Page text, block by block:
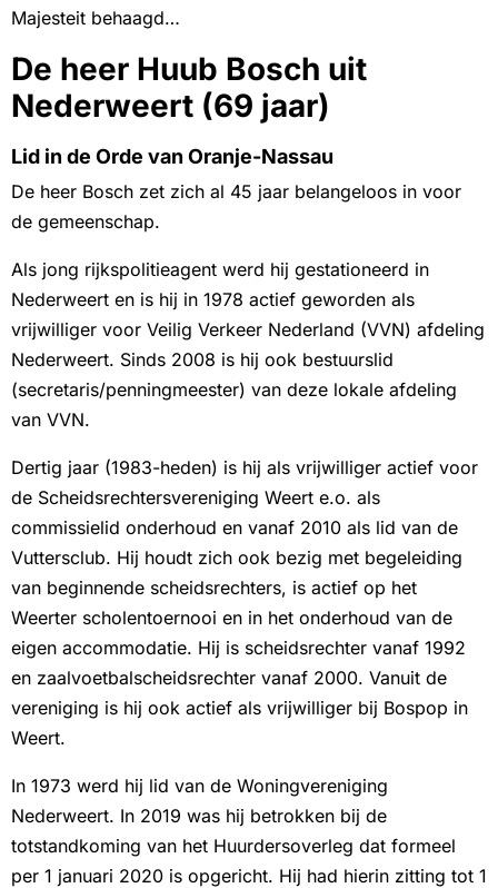
Majesteit behaagd…
De heer Huub Bosch uit
Nederweert (69 jaar)
Lid in de Orde van Oranje-Nassau
De heer Bosch zet zich al 45 jaar belangeloos in voor
de gemeenschap.
Als jong rijkspolitieagent werd hij gestationeerd in
Nederweert en is hij in 1978 actief geworden als
vrijwilliger voor Veilig Verkeer Nederland (VVN) afdeling
Nederweert. Sinds 2008 is hij ook bestuurslid
(secretaris/penningmeester) van deze lokale afdeling
van VVN.
Dertig jaar (1983-heden) is hij als vrijwilliger actief voor
de Scheidsrechtersvereniging Weert e.o. als
commissielid onderhoud en vanaf 2010 als lid van de
Vuttersclub. Hij houdt zich ook bezig met begeleiding
van beginnende scheidsrechters, is actief op het
Weerter scholentoernooi en in het onderhoud van de
eigen accommodatie. Hij is scheidsrechter vanaf 1992
en zaalvoetbalscheidsrechter vanaf 2000. Vanuit de
vereniging is hij ook actief als vrijwilliger bij Bospop in
Weert.
In 1973 werd hij lid van de Woningvereniging
Nederweert. In 2019 was hij betrokken bij de
totstandkoming van het Huurdersoverleg dat formeel
per 1 januari 2020 is opgericht. Hij had hierin zitting tot 1